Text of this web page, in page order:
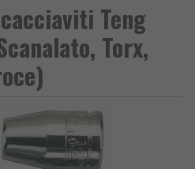
Teng
Torx,